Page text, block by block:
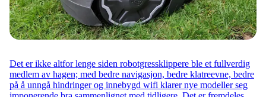
Det er ikke altfor lenge siden robotgressklippere ble et fullverdig
medlem av hagen; med bedre navigasjon, bedre klatreevne, bedre
på å unngå hindringer og innebygd wifi klarer nye modeller seg